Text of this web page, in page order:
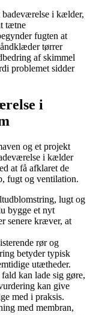
i kælder,
tætne
fugten at
tørrer
af skimmel
problemet sidder
i
og et projekt
i kælder
at få afklaret de
fugt og ventilation.
lugt og
bygge et nyt
senere kræver, at
rør og
betyder typisk
utætheder.
kan lade sig gøre,
kan give
med i praksis.
med membran,